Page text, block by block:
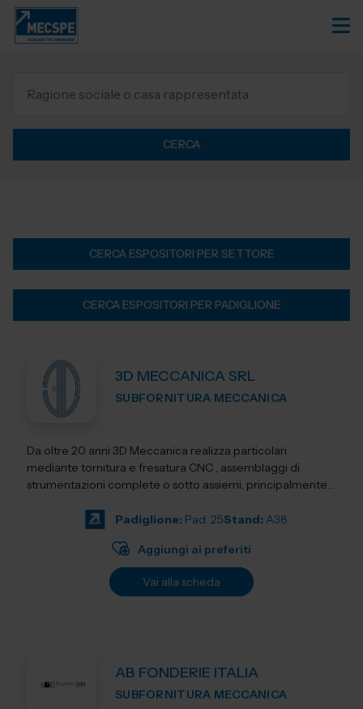
CERCA
CERCA ESPOSITORI PER SETTORE
CERCA ESPOSITORI PER PADIGLIONE
3D MECCANICA SRL
SUBFORNITURA MECCANICA
Da oltre 20 anni 3D Meccanica realizza particolari
mediante tornitura e fresatura CNC , assemblaggi di
strumentazioni complete o sotto assiemi, principalmente
Padiglione: Pad. 25Stand: A38
Aggiungi ai preferiti
Vai alla scheda
AB FONDERIE ITALIA
SUBFORNITURA MECCANICA